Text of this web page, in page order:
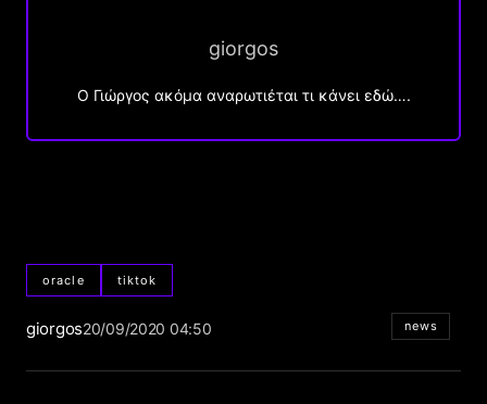
giorgos
Ο Γιώργος ακόμα αναρωτιέται τι κάνει εδώ….
oracle tiktok
giorgos20/09/2020 04:50 news